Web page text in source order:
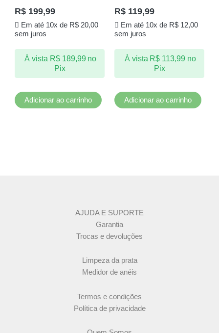
R$ 199,99
Em até 10x de R$20,00
sem juros
À vista R$189,99 no
Pix
Adicionar ao carrinho
R$ 119,99
Em até 10x de R$12,00
sem juros
À vista R$ 113,99 no
Pix
Adicionar ao carrinho
AJUDA E SUPORTE
Garantia
Trocas e devoluções
Limpeza da prata
Medidor de anéis
Termos e condições
Política de privacidade